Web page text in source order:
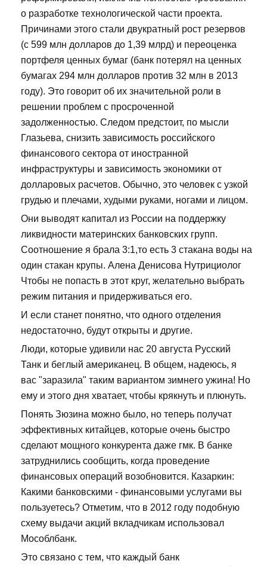
о разработке технологической части проекта.
Причинами этого стали двукратный рост резервов
(с 599 млн долларов до 1,39 млрд) и переоценка
портфеля ценных бумаг (банк потерял на ценных
бумагах 294 млн долларов против 32 млн в 2013
году). Это говорит об их значительной роли в
решении проблем с просроченной
задолженностью. Следом предстоит, по мысли
Глазьева, снизить зависимость российского
финансового сектора от иностранной
инфраструктуры и зависимость экономики от
долларовых расчетов. Обычно, это человек с узкой
грудью и плечами, худыми руками, ногами и лицом.
Они выводят капитал из России на поддержку
ликвидности материнских банковских групп.
Соотношение я брала 3:1,то есть 3 стакана воды на
один стакан крупы. Алена Денисова Нутрициолог
Чтобы не попасть в этот круг, желательно выбрать
режим питания и придерживаться его.
И если станет понятно, что одного отделения
недостаточно, будут открыты и другие.
Люди, которые удивили нас 20 августа Русский
Танк и беглый американец. В общем, надеюсь, я
вас "заразила" таким вариантом зимнего ужина! Но
ему и этого дня хватает, чтобы крякнуть и плюнуть.
Понять Зюзина можно было, но теперь получат
эффективных китайцев, которые очень быстро
сделают мощного конкурента даже гмк. В банке
затруднились сообщить, когда проведение
финансовых операций возобновится. Казаркин:
Какими банковскими - финансовыми услугами вы
пользуетесь? Отметим, что в 2012 году подобную
схему выдачи акций вкладчикам использовал
Мособлбанк.
Это связано с тем, что каждый банк